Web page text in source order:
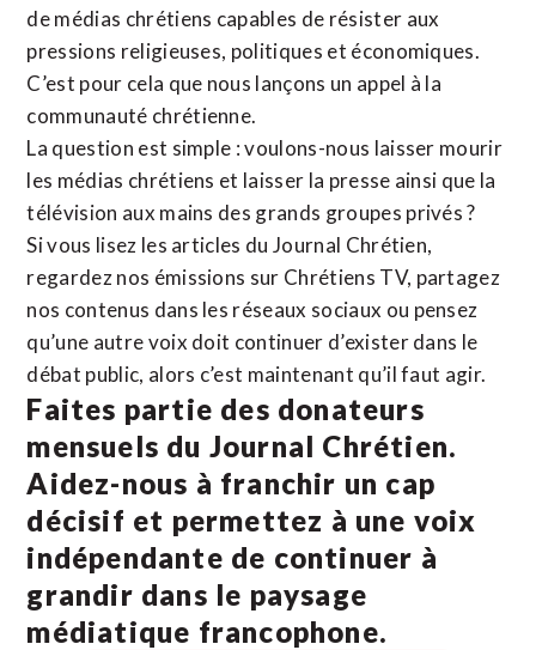
de médias chrétiens capables de résister aux
pressions religieuses, politiques et économiques.
C’est pour cela que nous lançons un appel à la
communauté chrétienne.
La question est simple : voulons-nous laisser mourir
les médias chrétiens et laisser la presse ainsi que la
télévision aux mains des grands groupes privés ?
Si vous lisez les articles du Journal Chrétien,
regardez nos émissions sur Chrétiens TV, partagez
nos contenus dans les réseaux sociaux ou pensez
qu’une autre voix doit continuer d’exister dans le
débat public, alors c’est maintenant qu’il faut agir.
Faites partie des donateurs
mensuels du Journal Chrétien.
Aidez-nous à franchir un cap
décisif et permettez à une voix
indépendante de continuer à
grandir dans le paysage
médiatique francophone.